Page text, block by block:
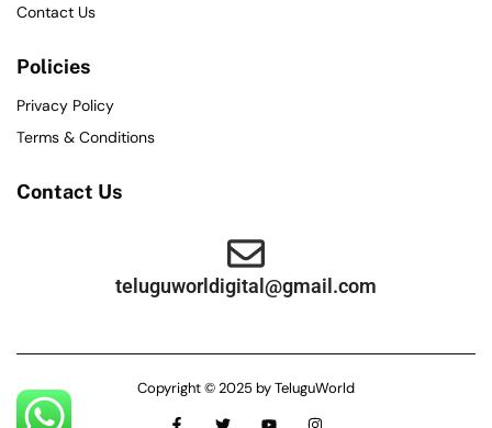
Contact Us
Policies
Privacy Policy
Terms & Conditions
Contact Us
teluguworldigital@gmail.com
Copyright © 2025 by TeluguWorld